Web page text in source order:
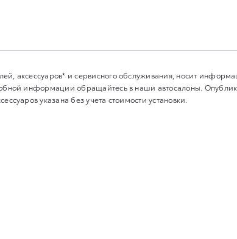
аксессуаров* и сервисного обслуживания, носит
информации обращайтесь в наши автосалоны.
указана без учета стоимости установки.